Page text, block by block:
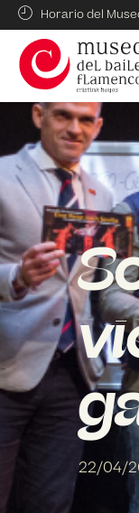
Horario del
22/04/